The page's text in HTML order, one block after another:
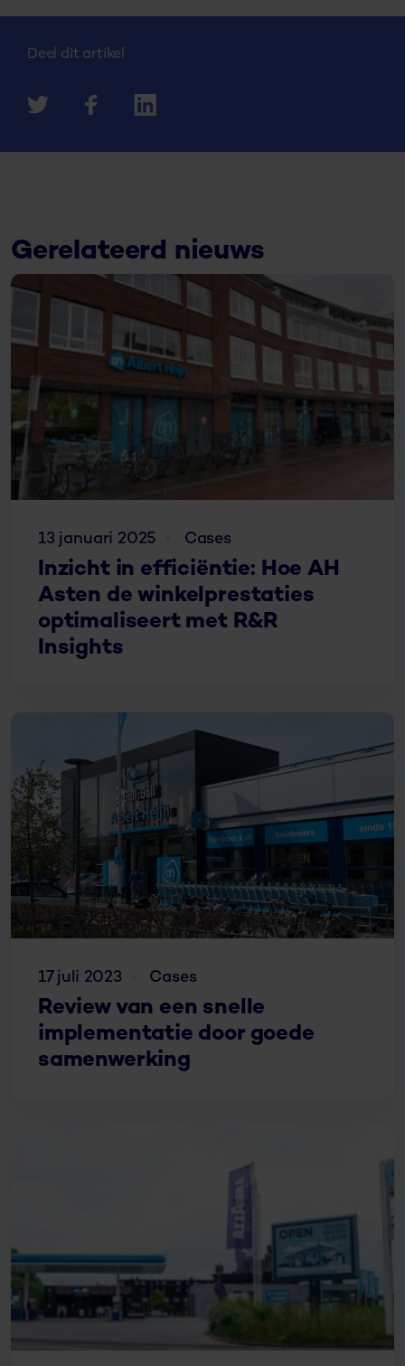
Deel dit artikel
Gerelateerd nieuws
13 januari 2025 Cases
Inzicht in efficiëntie: Hoe AH
Asten de winkelprestaties
optimaliseert met R&R
Insights
17 juli 2023 Cases
Review van een snelle
implementatie door goede
samenwerking